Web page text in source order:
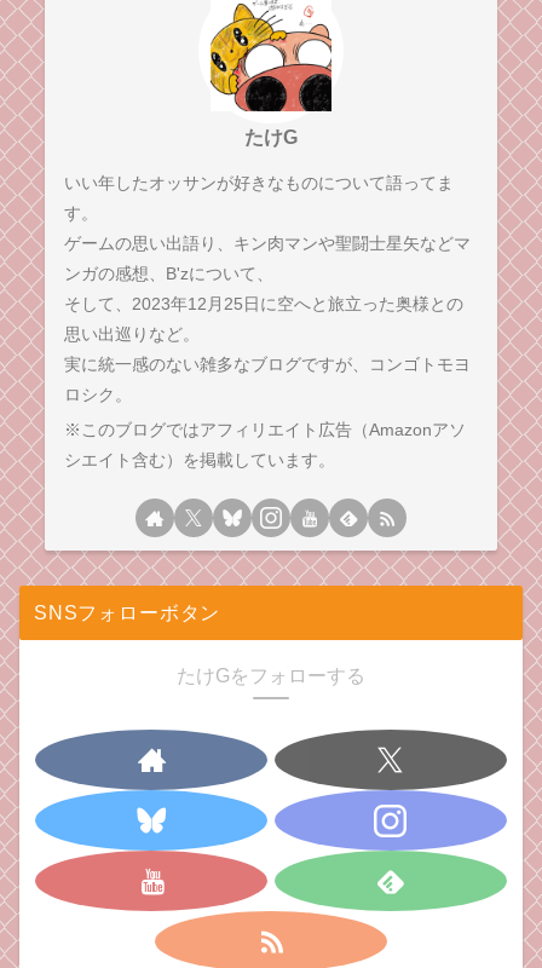
たけG
いい年したオッサンが好きなものについて語ってま
す。
ゲームの思い出語り、キン肉マンや聖闘士星矢などマ
ンガの感想、B'zについて、
そして、2023年12月25日に空へと旅立った奥様との
思い出巡りなど。
実に統一感のない雑多なブログですが、コンゴトモヨ
ロシク。
※このブログではアフィリエイト広告（Amazonアソ
シエイト含む）を掲載しています。
SNSフォローボタン
たけGをフォローする